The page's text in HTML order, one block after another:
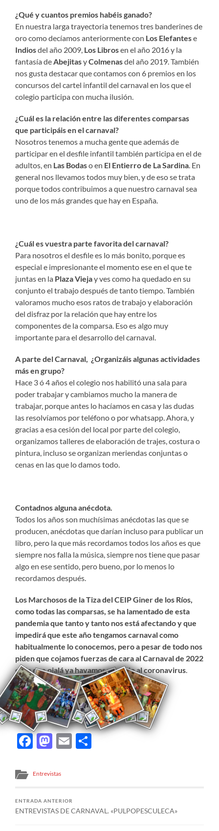
¿Qué y cuantos premios habéis ganado?
En nuestra larga trayectoria tenemos tres banderines de
oro como decíamos anteriormente con Los Elefantese
Indiosdel año 2009, Los Librosen el año 2016 y la
fantasía deAbejitasyColmenasdel año 2019. También
nos gusta destacar que contamos con 6 premios en los
concursos del cartel infantil del carnaval en los que el
colegio participa con mucha ilusión.
¿Cuál es la relación entre las diferentes comparsas
que participáis en el carnaval?
Nosotros tenemos a mucha gente que además de
participar en el desfile infantil también participa en el de
adultos, en Las Bodaso en El Entierro de La Sardina. En
general nos llevamos todos muy bien, y de eso se trata
porque todos contribuimos a que nuestro carnaval sea
uno de los más grandes que hay en España.
¿Cuál es vuestra parte favorita del carnaval?
Para nosotros el desfile es lo más bonito, porque es
especial e impresionante el momento ese en el que te
juntas en la Plaza Viejay ves como ha quedado en su
conjunto el trabajo después de tanto tiempo. También
valoramos mucho esos ratos de trabajo y elaboración
del disfraz por la relación que hay entre los
componentes de la comparsa. Eso es algo muy
importante para el desarrollo del carnaval.
A parte del Carnaval, ¿Organizáis algunas actividades
más en grupo?
Hace 3 ó 4 años el colegio nos habilitó una sala para
poder trabajar y cambiamos mucho la manera de
trabajar, porque antes lo hacíamos en casa y las dudas
las resolvíamos por teléfono o por whatsapp. Ahora, y
gracias a esa cesión del local por parte del colegio,
organizamos talleres de elaboración de trajes, costura o
pintura, incluso se organizan meriendas conjuntas o
cenas en las que lo damos todo.
Contadnos alguna anécdota.
Todos los años son muchísimas anécdotas las que se
producen, anécdotas que darían incluso para publicar un
libro, pero la que más recordamos todos los años es que
siempre nos falla la música, siempre nos tiene que pasar
algo en ese sentido, pero bueno, por lo menos lo
recordamos después.
Los Marchosos de la Tiza del CEIP Giner de los Ríos,
como todas las comparsas, se ha lamentado de esta
pandemia que tanto y tanto nos está afectando y que
impedirá que este año tengamos carnaval como
habitualmente lo conocemos, pero a pesar de todo nos
piden que cojamos fuerzas de cara al Carnaval de 2022
en la que ojalá ya hayamos vencido al coronavirus.
Facebook
Mastodon
EmailCompartir
Entrevistas
ENTRADA ANTERIOR
ENTREVISTAS DE CARNAVAL. «PULPOPESCULECA»